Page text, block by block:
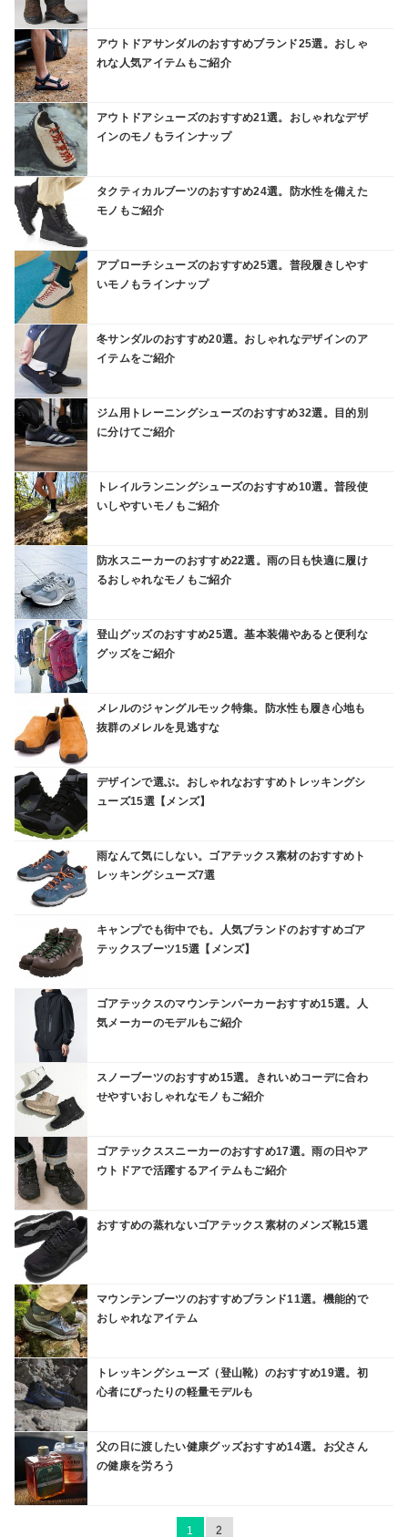
アウトドアサンダルのおすすめブランド25選。おしゃ
れな人気アイテムもご紹介
アウトドアシューズのおすすめ21選。おしゃれなデザ
インのモノもラインナップ
タクティカルブーツのおすすめ24選。防水性を備えた
モノもご紹介
アプローチシューズのおすすめ25選。普段履きしやす
いモノもラインナップ
冬サンダルのおすすめ20選。おしゃれなデザインのア
イテムをご紹介
ジム用トレーニングシューズのおすすめ32選。目的別
に分けてご紹介
トレイルランニングシューズのおすすめ10選。普段使
いしやすいモノもご紹介
防水スニーカーのおすすめ22選。雨の日も快適に履け
るおしゃれなモノもご紹介
登山グッズのおすすめ25選。基本装備やあると便利な
グッズをご紹介
メレルのジャングルモック特集。防水性も履き心地も
抜群のメレルを見逃すな
デザインで選ぶ。おしゃれなおすすめトレッキングシ
ューズ15選【メンズ】
雨なんて気にしない。ゴアテックス素材のおすすめト
レッキングシューズ7選
キャンプでも街中でも。人気ブランドのおすすめゴア
テックスブーツ15選【メンズ】
ゴアテックスのマウンテンパーカーおすすめ15選。人
気メーカーのモデルもご紹介
スノーブーツのおすすめ15選。きれいめコーデに合わ
せやすいおしゃれなモノもご紹介
ゴアテックススニーカーのおすすめ17選。雨の日やア
ウトドアで活躍するアイテムもご紹介
おすすめの蒸れないゴアテックス素材のメンズ靴15選
マウンテンブーツのおすすめブランド11選。機能的で
おしゃれなアイテム
トレッキングシューズ（登山靴）のおすすめ19選。初
心者にぴったりの軽量モデルも
父の日に渡したい健康グッズおすすめ14選。お父さん
の健康を労ろう
1 2